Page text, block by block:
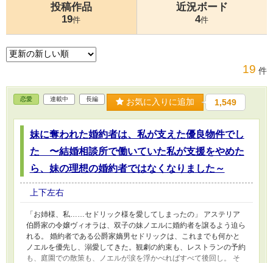
投稿作品
19件
近況ボード
4件
19 件
恋愛 連載中 長編 お気に入りに追加 1,549
妹に奪われた婚約者は、私が支えた優良物件でし
た 〜結婚相談所で働いていた私が支援をやめた
ら、妹の理想の婚約者ではなくなりました～
上下左右
「お姉様、私……セドリック様を愛してしまったの」 アステリア
伯爵家の令嬢ヴィオラは、双子の妹ノエルに婚約者を譲るよう迫ら
れる。 婚約者である公爵家嫡男セドリックは、これまでも何かと
ノエルを優先し、溺愛してきた。観劇の約束も、レストランの予約
も、庭園での散策も、ノエルが涙を浮かべればすべて後回し。 そ